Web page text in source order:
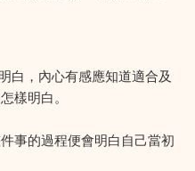
白，內心有感應知道適合及
樣明白。
事的過程便會明白自己當初